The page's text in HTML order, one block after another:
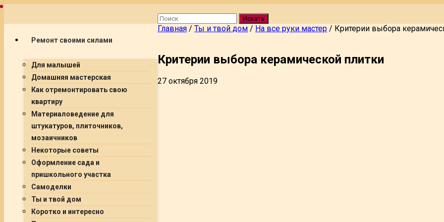
Ремонт своими силами
Для малышей
Домашняя мастерская
Как отремонтировать свою
квартиру
Материаловедение для
штукатуров, плиточников,
мозаичников
Некоторые советы
Оформление сада и
пришкольного участка
Самоделки
Ты и твой дом
Коротко и интересно
Искать
Главная / Ты и твой дом / На все руки мастер / Критерии выбора
Критерии выбора керамической плитки
27 октября 2019